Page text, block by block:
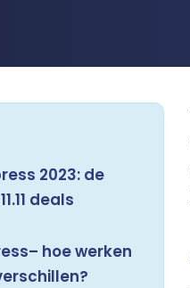
2023: de
deals
hoe werken